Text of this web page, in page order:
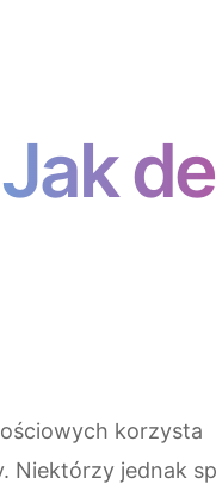
Jak
korzysta
Niektórzy jednak